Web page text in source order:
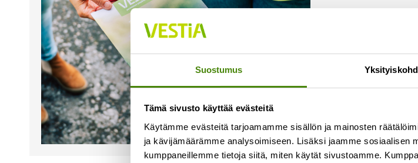
Suostumus
Tämä sivusto käyttää evästeitä
Käytämme evästeitä tarjoamamme sisällön ja mainosten
ja kävijämäärämme analysoimiseen. Lisäksi jaamme sosiaalisen
kumppaneillemme tietoja siitä, miten käytät sivustoamme.
pitämässä
Tervetuloa!
Lue lisää »